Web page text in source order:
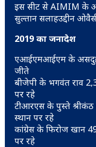
इस सीट से AIMIM के
सुल्तान सलाहउद्दीन
2019 का जनादेश
एआईएमआईएम के
जीते
बीजेपी के भगवंत राव
पर रहे
टीआरएस के पुस्ते श्रीकंठ
स्थान पर रहे
कांग्रेस के फिरोज खान
पर रहे